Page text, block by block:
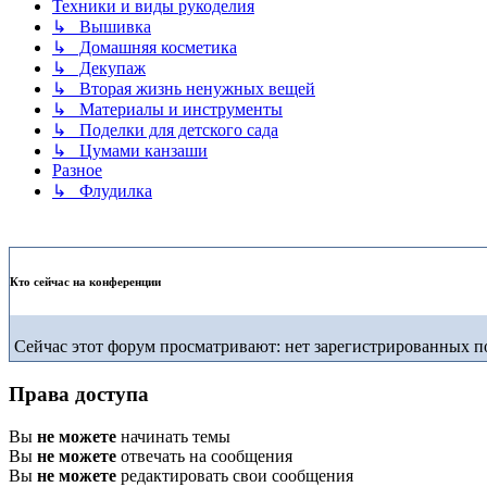
Техники и виды рукоделия
↳ Вышивка
↳ Домашняя косметика
↳ Декупаж
↳ Вторая жизнь ненужных вещей
↳ Материалы и инструменты
↳ Поделки для детского сада
↳ Цумами канзаши
Разное
↳ Флудилка
Кто сейчас на конференции
Сейчас этот форум просматривают: нет зарегистрированных
Права доступа
Вы не можете начинать темы
Вы не можете отвечать на сообщения
Вы не можете редактировать свои сообщения